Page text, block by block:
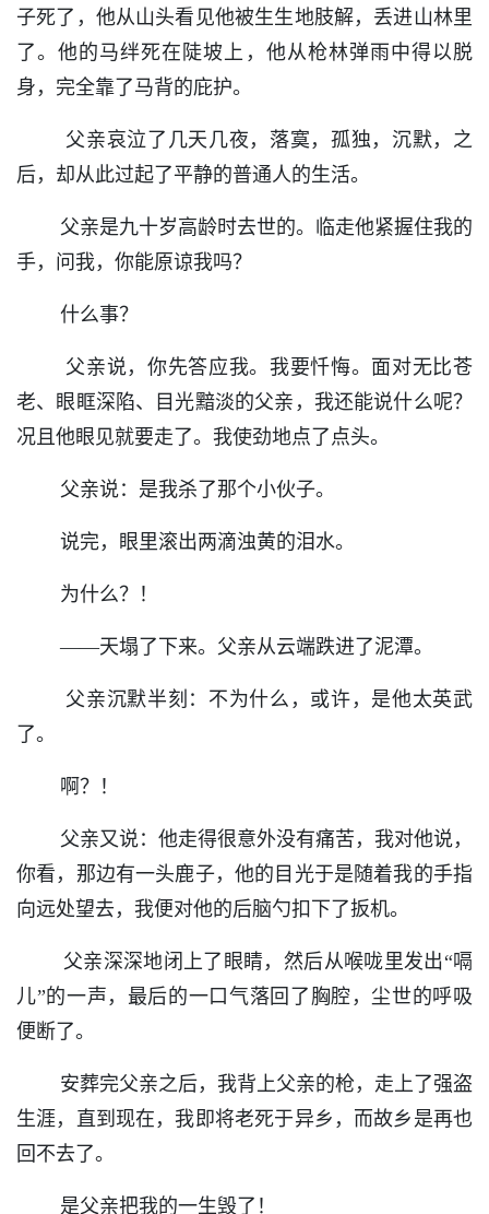
子死了，他从山头看见他被生生地肢解，丢进山林里
了。他的马绊死在陡坡上，他从枪林弹雨中得以脱
身，完全靠了马背的庇护。
父亲哀泣了几天几夜，落寞，孤独，沉默，之
后，却从此过起了平静的普通人的生活。
父亲是九十岁高龄时去世的。临走他紧握住我的
手，问我，你能原谅我吗？
什么事？
父亲说，你先答应我。我要忏悔。面对无比苍
老、眼眶深陷、目光黯淡的父亲，我还能说什么呢？
况且他眼见就要走了。我使劲地点了点头。
父亲说：是我杀了那个小伙子。
说完，眼里滚出两滴浊黄的泪水。
为什么？！
——天塌了下来。父亲从云端跌进了泥潭。
父亲沉默半刻：不为什么，或许，是他太英武
了。
啊？！
父亲又说：他走得很意外没有痛苦，我对他说，
你看，那边有一头鹿子，他的目光于是随着我的手指
向远处望去，我便对他的后脑勺扣下了扳机。
父亲深深地闭上了眼睛，然后从喉咙里发出“嗝
儿”的一声，最后的一口气落回了胸腔，尘世的呼吸
便断了。
安葬完父亲之后，我背上父亲的枪，走上了强盗
生涯，直到现在，我即将老死于异乡，而故乡是再也
回不去了。
是父亲把我的一生毁了！